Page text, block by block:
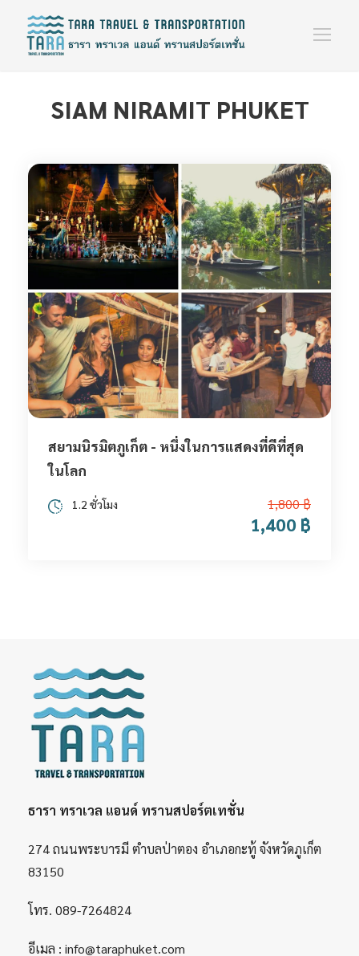
SIAM NIRAMIT PHUKET
สยามนิรมิตภูเก็ต - หนึ่งในการแสดงที่ดีที่สุด
ในโลก
1,800 ฿
1,400 ฿
1.2 ชั่วโมง
ธารา ทราเวล แอนด์ ทรานสปอร์ตเทชั่น
274 ถนนพระบารมี ตำบลป่าตอง อำเภอกะทู้ จังหวัดภูเก็ต
83150
โทร. 089-7264824
อีเมล : info@taraphuket.com